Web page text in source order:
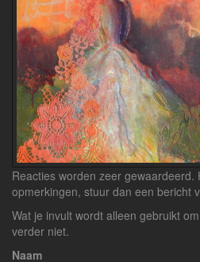
Reacties worden zeer gewaardeerd.
opmerkingen, stuur dan een bericht
Wat je invult wordt alleen gebruikt
verder niet.
Naam